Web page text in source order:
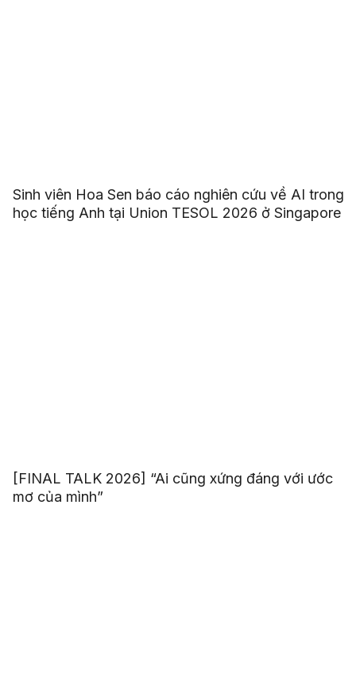
Sinh viên Hoa Sen báo cáo nghiên cứu về AI trong
học tiếng Anh tại Union TESOL 2026 ở Singapore
[FINAL TALK 2026] “Ai cũng xứng đáng với ước
mơ của mình”